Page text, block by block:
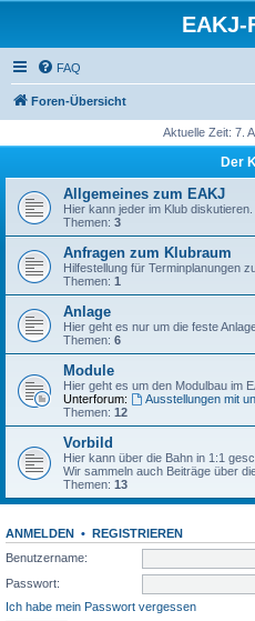
EAKJ-
FAQ
Foren-Übersicht
Aktuelle Zeit: 7.
Der
Allgemeines zum EAKJ
Hier kann jeder im Klub diskutieren.
Themen: 3
Anfragen zum Klubraum
Hilfestellung für Terminplanungen
Themen: 1
Anlage
Hier geht es nur um die feste
Themen: 6
Module
Hier geht es um den Modulbau im
Unterforum:
Ausstellungen mit
Themen: 12
Vorbild
Hier kann über die Bahn in 1:1
Wir sammeln auch Beiträge über die
Themen: 13
ANMELDEN • REGISTRIEREN
Benutzername:
Passwort:
Ich habe mein Passwort vergessen